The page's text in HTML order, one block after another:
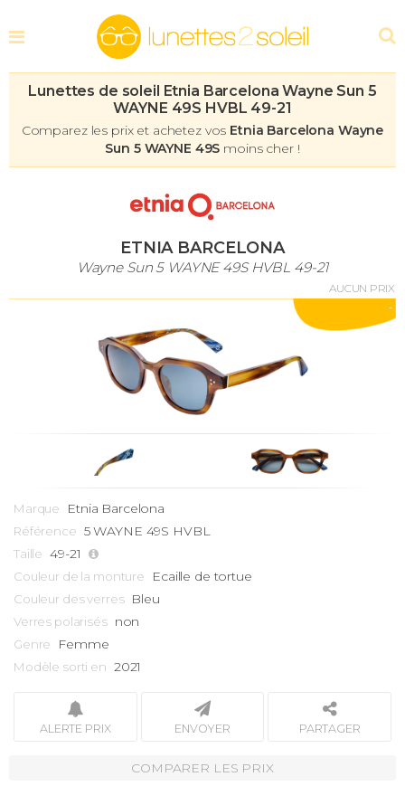
Lunettes de soleil Etnia Barcelona Wayne Sun 5
WAYNE 49S HVBL 49-21
Comparez les prix et achetez vos Etnia Barcelona Wayne
Sun 5 WAYNE 49S moins cher !
ETNIA BARCELONA
Wayne Sun 5 WAYNE 49S HVBL 49-21
AUCUN PRIX
-
Marque Etnia Barcelona
Référence 5 WAYNE 49S HVBL
Taille 49-21
Couleur de la monture Ecaille de tortue
Couleur des verres Bleu
Verres polarisés non
Genre Femme
Modèle sorti en 2021
ALERTE PRIX ENVOYER PARTAGER
COMPARER LES PRIX